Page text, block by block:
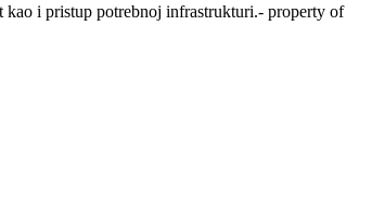
kao i pristup potrebnoj infrastrukturi.- property of